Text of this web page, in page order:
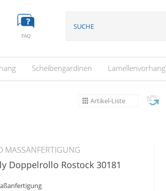
FAQ
Scheibengardinen Lamellenvorhang
Artikel-Liste
MASSANFERTIGUNG
Doppelrollo Rostock 30181